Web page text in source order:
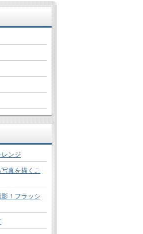
ンジ
真を描くこ
！フラッシ